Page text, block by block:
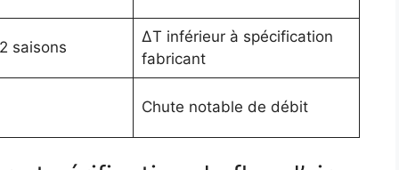
saisons
ΔT inférieur à spécification
fabricant
Chute notable de débit